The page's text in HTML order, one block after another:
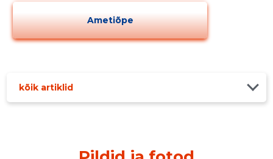
Ametiõpe
kõik artiklid